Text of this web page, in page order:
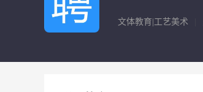
文体教育|工艺美术